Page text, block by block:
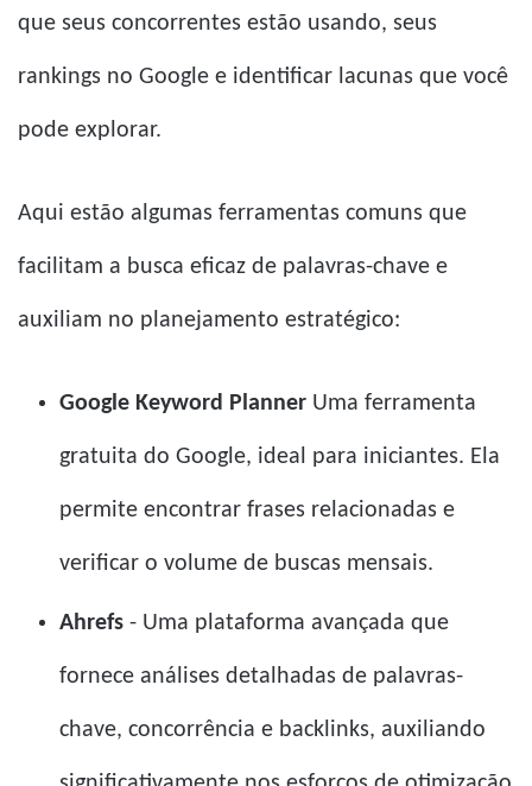
que seus concorrentes estão usando, seus
rankings no Google e identificar lacunas que você
pode explorar.
Aqui estão algumas ferramentas comuns que
facilitam a busca eficaz de palavras-chave e
auxiliam no planejamento estratégico:
Google Keyword Planner Uma ferramenta
gratuita do Google, ideal para iniciantes. Ela
permite encontrar frases relacionadas e
verificar o volume de buscas mensais.
Ahrefs - Uma plataforma avançada que
fornece análises detalhadas de palavras-
chave, concorrência e backlinks, auxiliando